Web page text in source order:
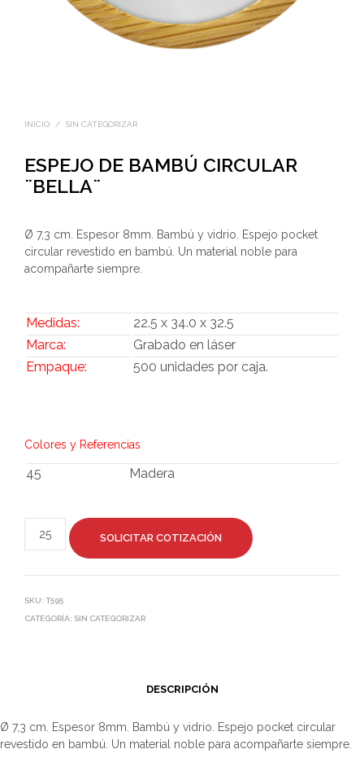
INICIO / SIN CATEGORIZAR
ESPEJO DE BAMBÚ CIRCULAR
¨BELLA¨
Ø 7,3 cm. Espesor 8mm. Bambú y vidrio. Espejo pocket
circular revestido en bambú. Un material noble para
acompañarte siempre.
Medidas:
22.5 x 34.0 x 32.5
Marca:
Grabado en láser
Empaque:
500 unidades por caja.
Colores y Referencias
45 Madera
SOLICITAR COTIZACIÓN
SKU: T595
CATEGORÍA: SIN CATEGORIZAR
DESCRIPCIÓN
Ø 7,3 cm. Espesor 8mm. Bambú y vidrio. Espejo pocket circular
revestido en bambú. Un material noble para acompañarte siempre.